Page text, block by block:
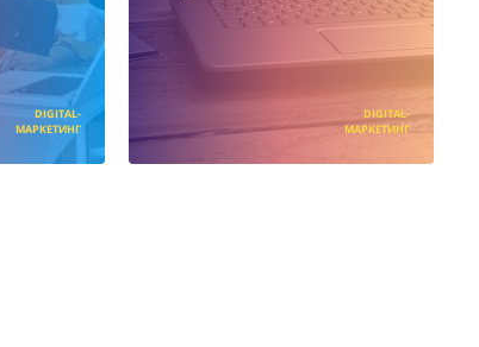
DIGITAL-
МАРКЕТИНГ
DIGITAL-
МАРКЕТИНГ